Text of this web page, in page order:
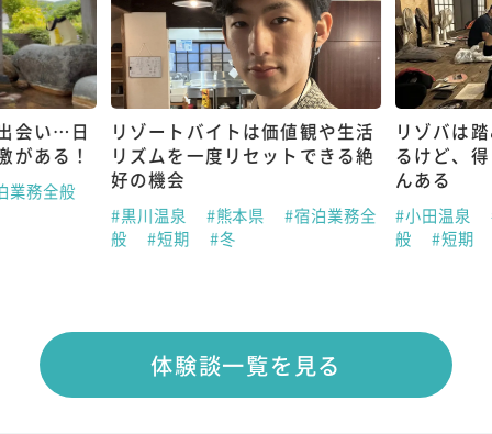
会い…日
がある！
業務全般
リゾートバイトは価値観や生活
リズムを一度リセットできる絶
好の機会
#黒川温泉 #熊本県
#宿泊業務全
般
#短期 #冬
リゾバは
るけど、
んある
#小田温泉
般
#短期
体験談一覧を見る